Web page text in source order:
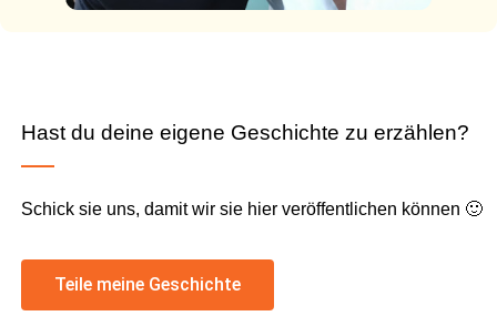
Hast du deine eigene Geschichte zu erzählen?
Schick sie uns, damit wir sie hier veröffentlichen können 🙂
Teile meine Geschichte